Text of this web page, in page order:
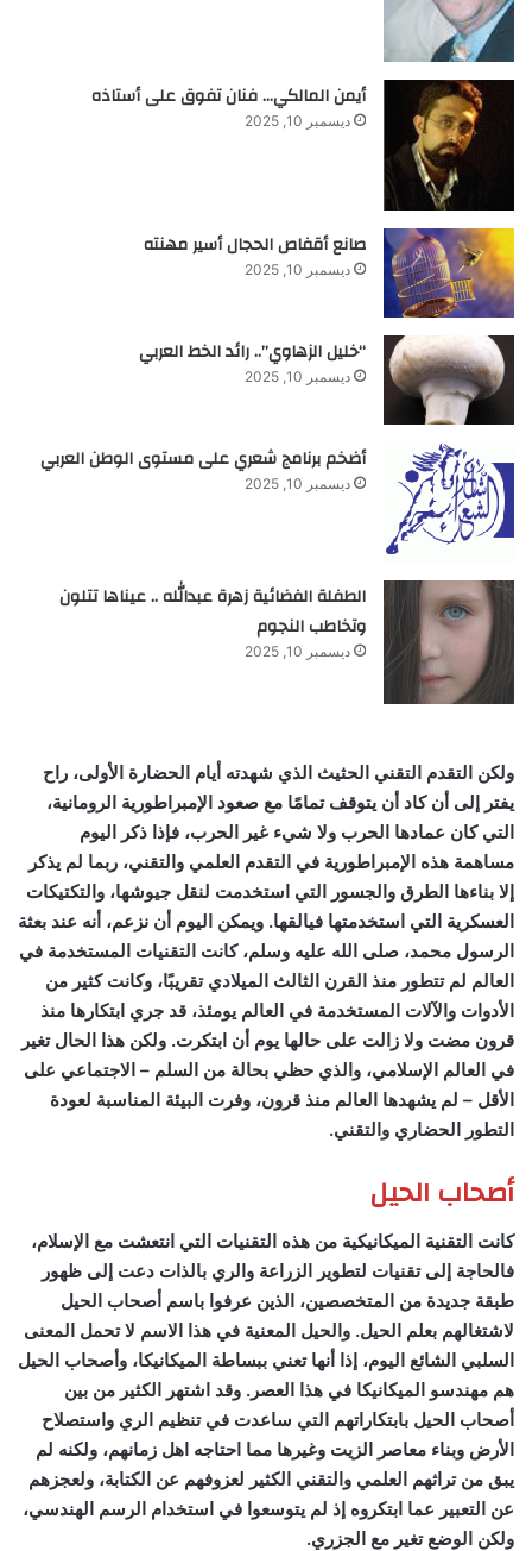
أيمن المالكي… فنان تفوق على أستاذه
ديسمبر 10, 2025
صانع أقفاص الحجال أسير مهنته
ديسمبر 10, 2025
“خليل الزهاوي”.. رائد الخط العربي
ديسمبر 10, 2025
أضخم برنامج شعري على مستوى الوطن العربي
ديسمبر 10, 2025
الطفلة الفضائية زهرة عبدالله .. عيناها تتلون
وتخاطب النجوم
ديسمبر 10, 2025
ولكن التقدم التقني الحثيث الذي شهدته أيام الحضارة الأولى، راح
يفتر إلى أن كاد أن يتوقف تمامًا مع صعود الإمبراطورية الرومانية،
التي كان عمادها الحرب ولا شيء غير الحرب، فإذا ذكر اليوم
مساهمة هذه الإمبراطورية في التقدم العلمي والتقني، ربما لم يذكر
إلا بناءها الطرق والجسور التي استخدمت لنقل جيوشها، والتكتيكات
العسكرية التي استخدمتها فيالقها. ويمكن اليوم أن نزعم، أنه عند بعثة
الرسول محمد، صلى الله عليه وسلم، كانت التقنيات المستخدمة في
العالم لم تتطور منذ القرن الثالث الميلادي تقريبًا، وكانت كثير من
الأدوات والآلات المستخدمة في العالم يومئذ، قد جري ابتكارها منذ
قرون مضت ولا زالت على حالها يوم أن ابتكرت. ولكن هذا الحال تغير
في العالم الإسلامي، والذي حظي بحالة من السلم – الاجتماعي على
الأقل – لم يشهدها العالم منذ قرون، وفرت البيئة المناسبة لعودة
التطور الحضاري والتقني.
أصحاب الحيل
كانت التقنية الميكانيكية من هذه التقنيات التي انتعشت مع الإسلام،
فالحاجة إلى تقنيات لتطوير الزراعة والري بالذات دعت إلى ظهور
طبقة جديدة من المتخصصين، الذين عرفوا باسم أصحاب الحيل
لاشتغالهم بعلم الحيل. والحيل المعنية في هذا الاسم لا تحمل المعنى
السلبي الشائع اليوم، إذا أنها تعني ببساطة الميكانيكا، وأصحاب الحيل
هم مهندسو الميكانيكا في هذا العصر. وقد اشتهر الكثير من بين
أصحاب الحيل بابتكاراتهم التي ساعدت في تنظيم الري واستصلاح
الأرض وبناء معاصر الزيت وغيرها مما احتاجه اهل زمانهم، ولكنه لم
يبق من تراثهم العلمي والتقني الكثير لعزوفهم عن الكتابة، ولعجزهم
عن التعبير عما ابتكروه إذ لم يتوسعوا في استخدام الرسم الهندسي،
ولكن الوضع تغير مع الجزري.